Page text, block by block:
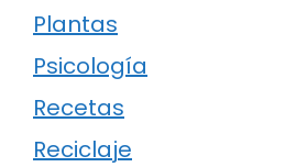
Plantas
Psicología
Recetas
Reciclaje